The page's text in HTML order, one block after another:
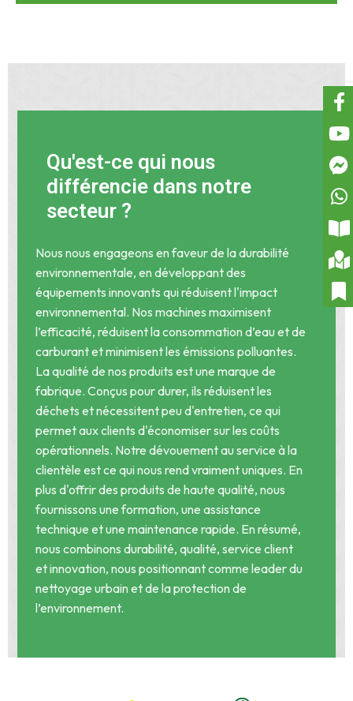
Qu'est-ce qui nous
différencie dans notre
secteur ?
Nous nous engageons en faveur de la durabilité
environnementale, en développant des
équipements innovants qui réduisent l'impact
environnemental. Nos machines maximisent
l’efficacité, réduisent la consommation d’eau et de
carburant et minimisent les émissions polluantes.
La qualité de nos produits est une marque de
fabrique. Conçus pour durer, ils réduisent les
déchets et nécessitent peu d'entretien, ce qui
permet aux clients d'économiser sur les coûts
opérationnels. Notre dévouement au service à la
clientèle est ce qui nous rend vraiment uniques. En
plus d'offrir des produits de haute qualité, nous
fournissons une formation, une assistance
technique et une maintenance rapide. En résumé,
nous combinons durabilité, qualité, service client
et innovation, nous positionnant comme leader du
nettoyage urbain et de la protection de
l’environnement.